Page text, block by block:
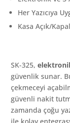
Her Yazıcıya
Kasa Açık/
SK-325,
güvenlik sunar.
çekmeceyi
güvenli nakit
zamanda çoğu